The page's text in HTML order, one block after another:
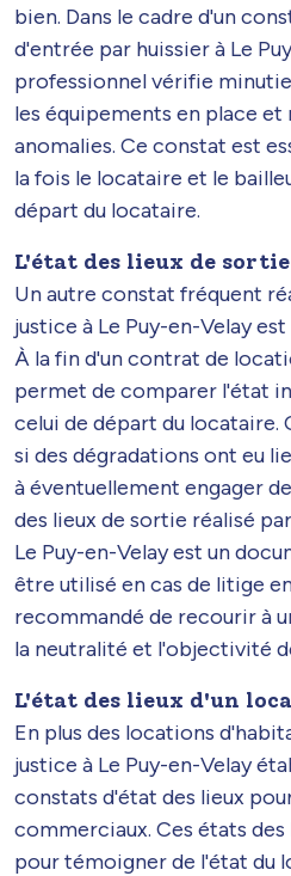
bien. Dans le cadre d'un
d'entrée par huissier à Le
professionnel vérifie
les équipements en place et
anomalies. Ce constat est
la fois le locataire et le
départ du locataire.
L'état des lieux de sortie
Un autre constat fréquent
justice à Le Puy-en-Velay
À la fin d'un contrat de
permet de comparer l'état
celui de départ du locataire.
si des dégradations ont eu
à éventuellement engager
des lieux de sortie réalisé
Le Puy-en-Velay est un
être utilisé en cas de litige
recommandé de recourir à
la neutralité et l'objectivité
L'état des lieux d'un
En plus des locations
justice à Le Puy-en-Velay
constats d'état des lieux
commerciaux. Ces états
pour témoigner de l'état du